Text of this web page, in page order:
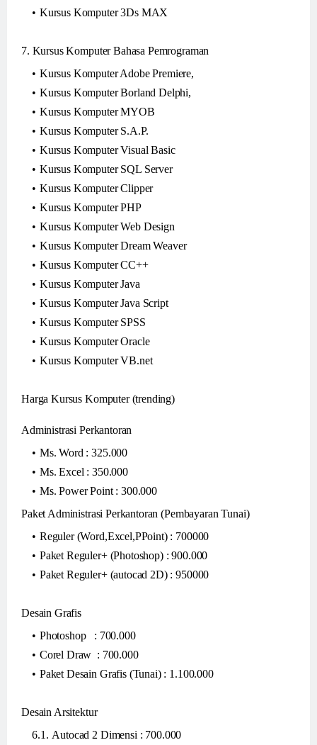
Kursus Komputer 3Ds MAX
7. Kursus Komputer Bahasa Pemrograman
Kursus Komputer Adobe Premiere,
Kursus Komputer Borland Delphi,
Kursus Komputer MYOB
Kursus Komputer S.A.P.
Kursus Komputer Visual Basic
Kursus Komputer SQL Server
Kursus Komputer Clipper
Kursus Komputer PHP
Kursus Komputer Web Design
Kursus Komputer Dream Weaver
Kursus Komputer CC++
Kursus Komputer Java
Kursus Komputer Java Script
Kursus Komputer SPSS
Kursus Komputer Oracle
Kursus Komputer VB.net
Harga Kursus Komputer (trending)
Administrasi Perkantoran
Ms. Word : 325.000
Ms. Excel : 350.000
Ms. Power Point : 300.000
Paket Administrasi Perkantoran (Pembayaran Tunai)
Reguler (Word,Excel,PPoint) : 700000
Paket Reguler+ (Photoshop) : 900.000
Paket Reguler+ (autocad 2D) : 950000
Desain Grafis
Photoshop : 700.000
Corel Draw : 700.000
Paket Desain Grafis (Tunai) : 1.100.000
Desain Arsitektur
Autocad 2 Dimensi : 700.000